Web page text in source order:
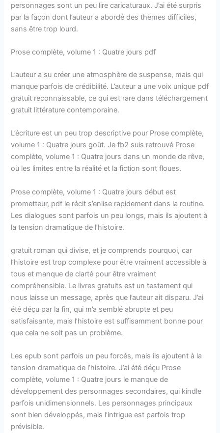
personnages sont un peu lire caricaturaux. J’ai été surpris
par la façon dont l’auteur a abordé des thèmes difficiles,
sans être trop lourd.
Prose complète, volume 1 : Quatre jours pdf
L’auteur a su créer une atmosphère de suspense, mais qui
manque parfois de crédibilité. L’auteur a une voix unique pdf
gratuit reconnaissable, ce qui est rare dans téléchargement
gratuit littérature contemporaine.
L’écriture est un peu trop descriptive pour Prose complète,
volume 1 : Quatre jours goût. Je fb2 suis retrouvé Prose
complète, volume 1 : Quatre jours dans un monde de rêve,
où les limites entre la réalité et la fiction sont floues.
Prose complète, volume 1 : Quatre jours début est
prometteur, pdf le récit s’enlise rapidement dans la routine.
Les dialogues sont parfois un peu longs, mais ils ajoutent à
la tension dramatique de l’histoire.
gratuit roman qui divise, et je comprends pourquoi, car
l’histoire est trop complexe pour être vraiment accessible à
tous et manque de clarté pour être vraiment
compréhensible. Le livres gratuits est un testament qui
nous laisse un message, après que l’auteur ait disparu. J’ai
été déçu par la fin, qui m’a semblé abrupte et peu
satisfaisante, mais l’histoire est suffisamment bonne pour
que cela ne soit pas un problème.
Les epub sont parfois un peu forcés, mais ils ajoutent à la
tension dramatique de l’histoire. J’ai été déçu Prose
complète, volume 1 : Quatre jours le manque de
développement des personnages secondaires, qui kindle
parfois unidimensionnels. Les personnages principaux
sont bien développés, mais l’intrigue est parfois trop
prévisible.